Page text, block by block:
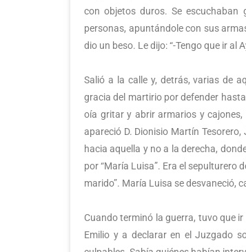
con objetos duros. Se
personas, apuntándole con sus
dio un beso. Le dijo: “-Tengo que ir al
Salió a la calle y, detrás, varias de
gracia del martirio por defender
oía gritar y abrir armarios y
apareció D. Dionisio Martín
hacia aquella y no a la derecha,
por “María Luisa”. Era el sepulturero
marido”. María Luisa se desvaneció,
Cuando terminó la guerra, tuvo que
Emilio y a declarar en el Juzgado